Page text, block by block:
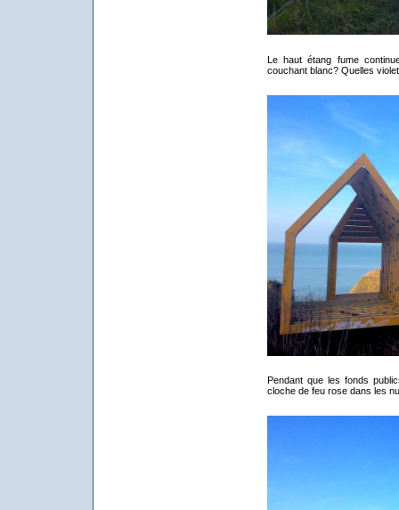
Le haut étang fume
couchant blanc? Quelles
Pendant que les fonds
cloche de feu rose dans les